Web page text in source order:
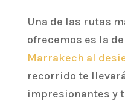
Una de las rutas
ofrecemos es la de
Marrakech al
recorrido te
impresionantes y